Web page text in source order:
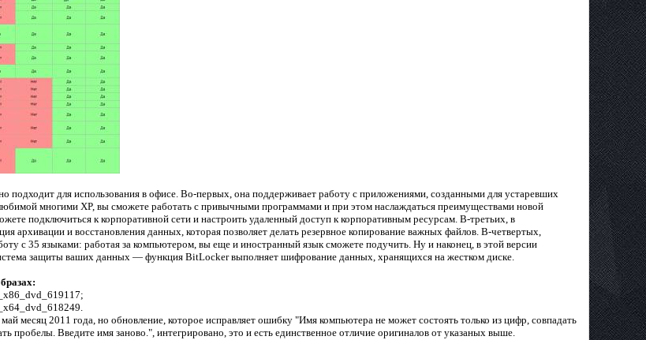
подходит для использования в офисе. Во-первых, она поддерживает работу с приложениями, созданными для устаревших
многими XP, вы сможете работать с привычными программами и при этом наслаждаться преимуществами новой
подключиться к корпоративной сети и настроить удаленный доступ к корпоративным ресурсам. В-третьих, в
архивации и восстановления данных, которая позволяет делать резервное копирование важных файлов. В-четвертых,
с 35 языками: работая за компьютером, вы еще и иностранный язык сможете подучить. Ну и наконец, в этой версии
защиты ваших данных — функция BitLocker выполняет шифрование данных, хранящихся на жестком диске.
месяц 2011 года, но обновление, которое исправляет ошибку "Имя компьютера не может состоять только из цифр, совпадать
пробелы. Введите имя заново.", интегрировано, это и есть единственное отличие оригиналов от указаных выше.